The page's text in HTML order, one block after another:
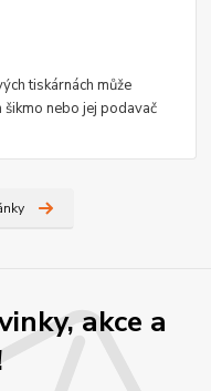
tiskárnách může
nebo jej podavač
akce a